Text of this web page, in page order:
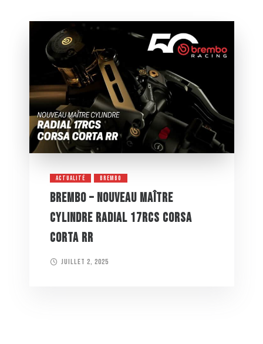
ACTUALITÉ BREMBO
BREMBO – NOUVEAU MAÎTRE
CYLINDRE RADIAL 17RCS CORSA
CORTA RR
juillet 2, 2025